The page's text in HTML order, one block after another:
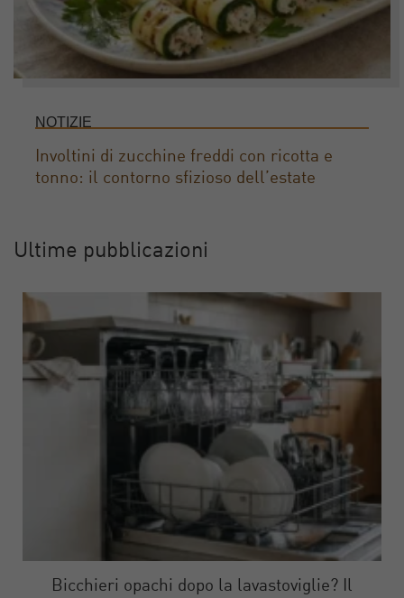
NOTIZIE
Involtini di zucchine freddi con ricotta e
tonno: il contorno sfizioso dell’estate
Ultime pubblicazioni
Bicchieri opachi dopo la lavastoviglie? Il